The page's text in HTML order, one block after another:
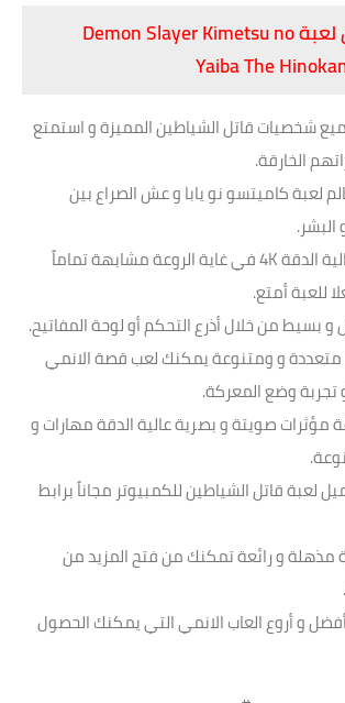
مميزات تنزيل لعبة Demon Slayer Kimetsu no
Yaiba The
شخصيات قاتل الشياطين المميزة و استمتع
الخارقة.
لعبة كاميتسو نو يابا و عش الصراع بين
رسومات عالية الدقة 4K في غاية الروعة مشابهة تماماً
للعبة أمتع.
من خلال أذرع التحكم أو لوحة المفاتيح.
و ومتنوعة يمكنك لعب قصة الانمي
تجربة وضع المعركة.
مؤثرات صويتة و بصرية عالية الدقة مهارات و
لعبة قاتل الشياطين للكمبيوتر مجاناً برابط
مذهلة و رائعة تمكنك من فتح المزيد من
و أروع العاب الانمي التي يمكنك الحصول